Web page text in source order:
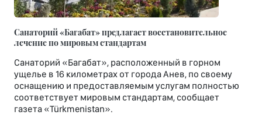
Санаторий «Багабат» предлагает восстановительное
лечение по мировым стандартам
Санаторий «Багабат», расположенный в горном
ущелье в 16 километрах от города Анев, по своему
оснащению и предоставляемым услугам полностью
соответствует мировым стандартам, сообщает
газета «Türkmenistan».